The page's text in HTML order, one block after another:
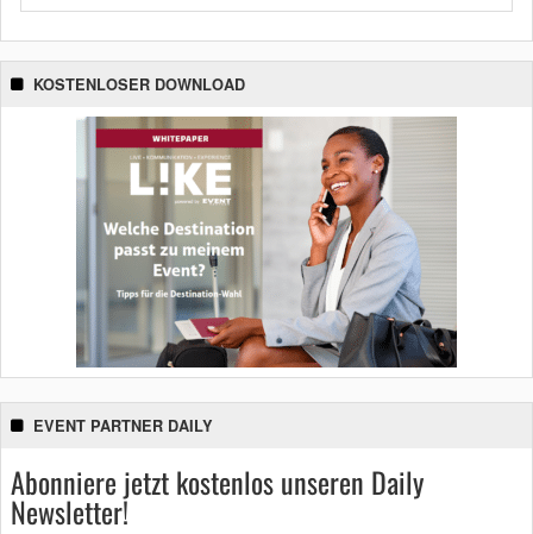
KOSTENLOSER DOWNLOAD
EVENT PARTNER DAILY
Abonniere jetzt kostenlos unseren Daily
Newsletter!